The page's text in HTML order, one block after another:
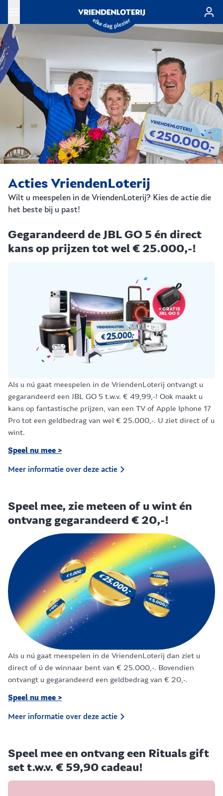
Ga naar de hoofdinhoud
Acties VriendenLoterij
Wilt u meespelen in de VriendenLoterij? Kies de actie die
het beste bij u past!
Gegarandeerd de JBL GO 5 én direct
kans op prijzen tot wel € 25.000,-!
Als u nú gaat meespelen in de VriendenLoterij ontvangt u
gegarandeerd een JBL GO 5 t.w.v. € 49,99,-! Ook maakt u
kans op fantastische prijzen, van een TV of Apple Iphone 17
Pro tot een geldbedrag van wel € 25.000,-. U ziet direct of u
wint.
Speel nu mee >
Meer informatie over deze actie
Speel mee, zie meteen of u wint én
ontvang gegarandeerd € 20,-!
Als u nú gaat meespelen in de VriendenLoterij dan ziet u
direct of ú de winnaar bent van € 25.000,-. Bovendien
ontvangt u gegarandeerd een geldbedrag van € 20,-.
Speel nu mee >
Meer informatie over deze actie
Speel mee en ontvang een Rituals gift
set t.w.v. € 59,90 cadeau!